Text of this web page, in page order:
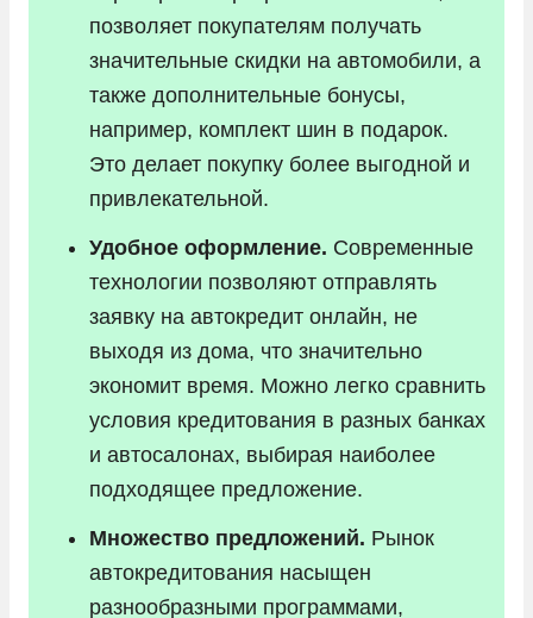
позволяет покупателям получать
значительные скидки на автомобили, а
также дополнительные бонусы,
например, комплект шин в подарок.
Это делает покупку более выгодной и
привлекательной.
Удобное оформление. Современные
технологии позволяют отправлять
заявку на автокредит онлайн, не
выходя из дома, что значительно
экономит время. Можно легко сравнить
условия кредитования в разных банках
и автосалонах, выбирая наиболее
подходящее предложение.
Множество предложений. Рынок
автокредитования насыщен
разнообразными программами,